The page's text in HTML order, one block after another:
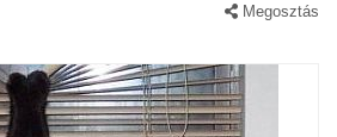
Megosztás